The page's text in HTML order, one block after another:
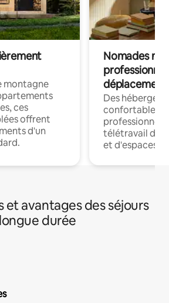
montagne
ces
offrent
d'un
Nomades
déplacement
Des
confortables
professionnels
télétravail
et d'espaces
et avantages des séjours
longue durée